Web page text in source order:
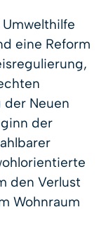
eine Reform
Neuen
der
den Verlust
Wohnraum